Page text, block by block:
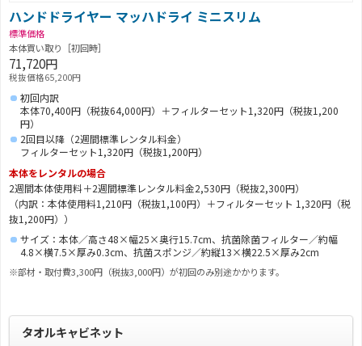
ハンドドライヤー マッハドライ ミニスリム
標準価格
本体買い取り［初回時］
71,720円
税抜価格65,200円
初回内訳
本体70,400円（税抜64,000円）＋フィルターセット1,320円（税抜1,200
円）
2回目以降（2週間標準レンタル料金）
フィルターセット1,320円（税抜1,200円）
本体をレンタルの場合
2週間本体使用料＋2週間標準レンタル料金2,530円（税抜2,300円）
（内訳：本体使用料1,210円（税抜1,100円）＋フィルターセット 1,320円（税
抜1,200円））
サイズ：本体／高さ48×幅25×奥行15.7cm、抗菌除菌フィルター／約幅
4.8×横7.5×厚み0.3cm、抗菌スポンジ／約縦13×横22.5×厚み2cm
※部材・取付費3,300円（税抜3,000円）が初回のみ別途かかります。
タオルキャビネット